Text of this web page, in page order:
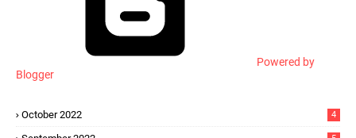
Powered by
Blogger
October 2022 4